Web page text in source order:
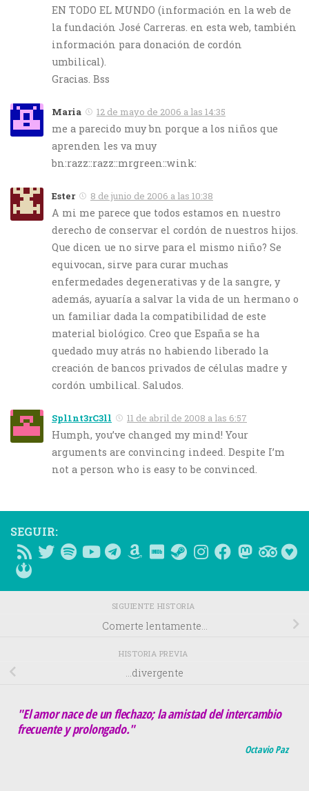
EN TODO EL MUNDO (información en la web de
la fundación José Carreras. en esta web, también
información para donación de cordón
umbilical).
Gracias. Bss
Maria 12 de mayo de 2006 a las 14:35
me a parecido muy bn porque a los niños que
aprenden les va muy
bn:razz::razz::mrgreen::wink:
Ester 8 de junio de 2006 a las 10:38
A mi me parece que todos estamos en nuestro
derecho de conservar el cordón de nuestros hijos.
Que dicen ue no sirve para el mismo niño? Se
equivocan, sirve para curar muchas
enfermedades degenerativas y de la sangre, y
además, ayuaría a salvar la vida de un hermano o
un familiar dada la compatibilidad de este
material biológico. Creo que España se ha
quedado muy atrás no habiendo liberado la
creación de bancos privados de células madre y
cordón umbilical. Saludos.
Spl1nt3rC3ll 11 de abril de 2008 a las 6:57
Humph, you’ve changed my mind! Your
arguments are convincing indeed. Despite I’m
not a person who is easy to be convinced.
SEGUIR:
SIGUIENTE HISTORIA
Comerte lentamente…
HISTORIA PREVIA
…divergente
"El amor nace de un flechazo; la amistad del intercambio
frecuente y prolongado."
Octavio Paz